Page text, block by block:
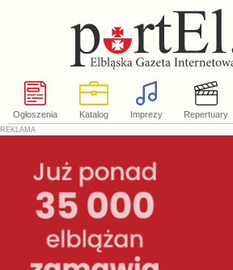
Ogłoszenia Katalog Imprezy Repertuary